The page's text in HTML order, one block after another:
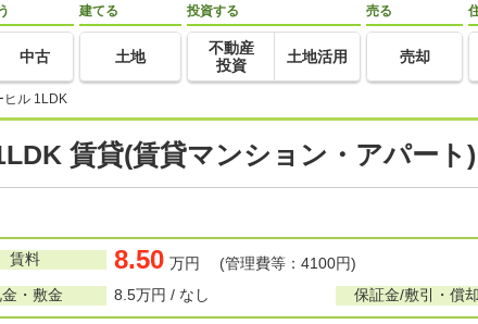
中古
建てる
土地
投資する
不動産
投資
土地活用
売る
売却
ヒル 1LDK
賃貸(賃貸マンション・アパート)
賃料 8.50 万円 (管理費等：4100円)
・敷金
8.5万円 / なし 保証金/敷引・償却